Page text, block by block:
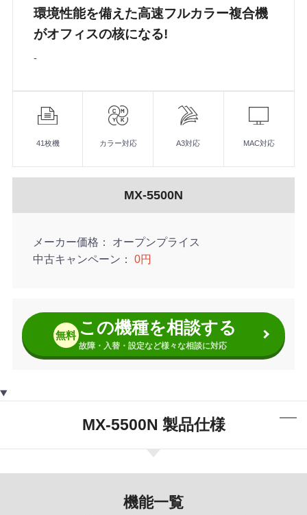
環境性能を備えた高速フルカラー複合機
がオフィスの核になる!
-
41枚機 カラー対応 A3対応 MAC対応
MX-5500N
メーカー価格
オープンプライス
中古キャンペーン
0円
無料 この機種を相談する
故障・入替・設定など様々な相談に対応
MX-5500N 製品仕様
機能一覧